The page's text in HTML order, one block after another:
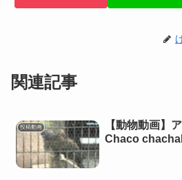
関連記事
投稿動画
【動物動画】
Chaco